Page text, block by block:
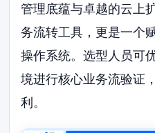
管理底蕴与卓越的云上
务流转工具，更是一个
操作系统。选型人员可
境进行核心业务流验证
利。